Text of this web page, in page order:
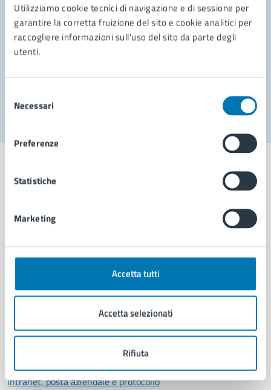
Utilizziamo cookie tecnici di navigazione e di sessione per
garantire la corretta fruizione del sito e cookie analitici per
raccogliere informazioni sull'uso del sito da parte degli
utenti.
delNecessari
Preferenze
Statistiche
Marketing
Accetta tutti
Accetta selezionati
Rifiuta
Richiedi assistenza
Prenota appuntamento
Municipalità
Politici
Documenti e dati
Intranet, posta aziendale e protocollo